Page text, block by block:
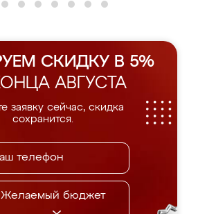
СКИДКУ В 5%
АВГУСТА
заявку сейчас, скидка
сохранится.
Желаемый бюджет